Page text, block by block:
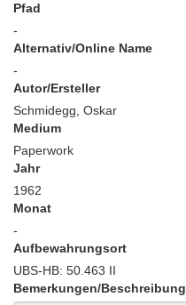
Pfad
-
Alternativ/Online Name
-
Autor/Ersteller
Schmidegg, Oskar
Medium
Paperwork
Jahr
1962
Monat
-
Aufbewahrungsort
UBS-HB: 50.463 II
Bemerkungen/Beschreibung